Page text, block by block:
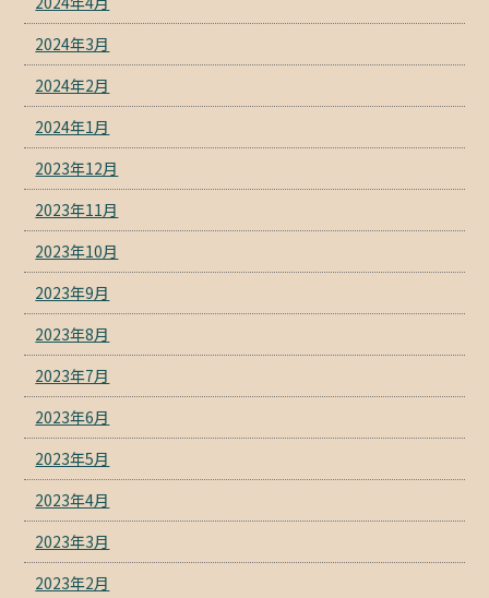
2024年3月
2024年2月
2024年1月
2023年12月
2023年11月
2023年10月
2023年9月
2023年8月
2023年7月
2023年6月
2023年5月
2023年4月
2023年3月
2023年2月